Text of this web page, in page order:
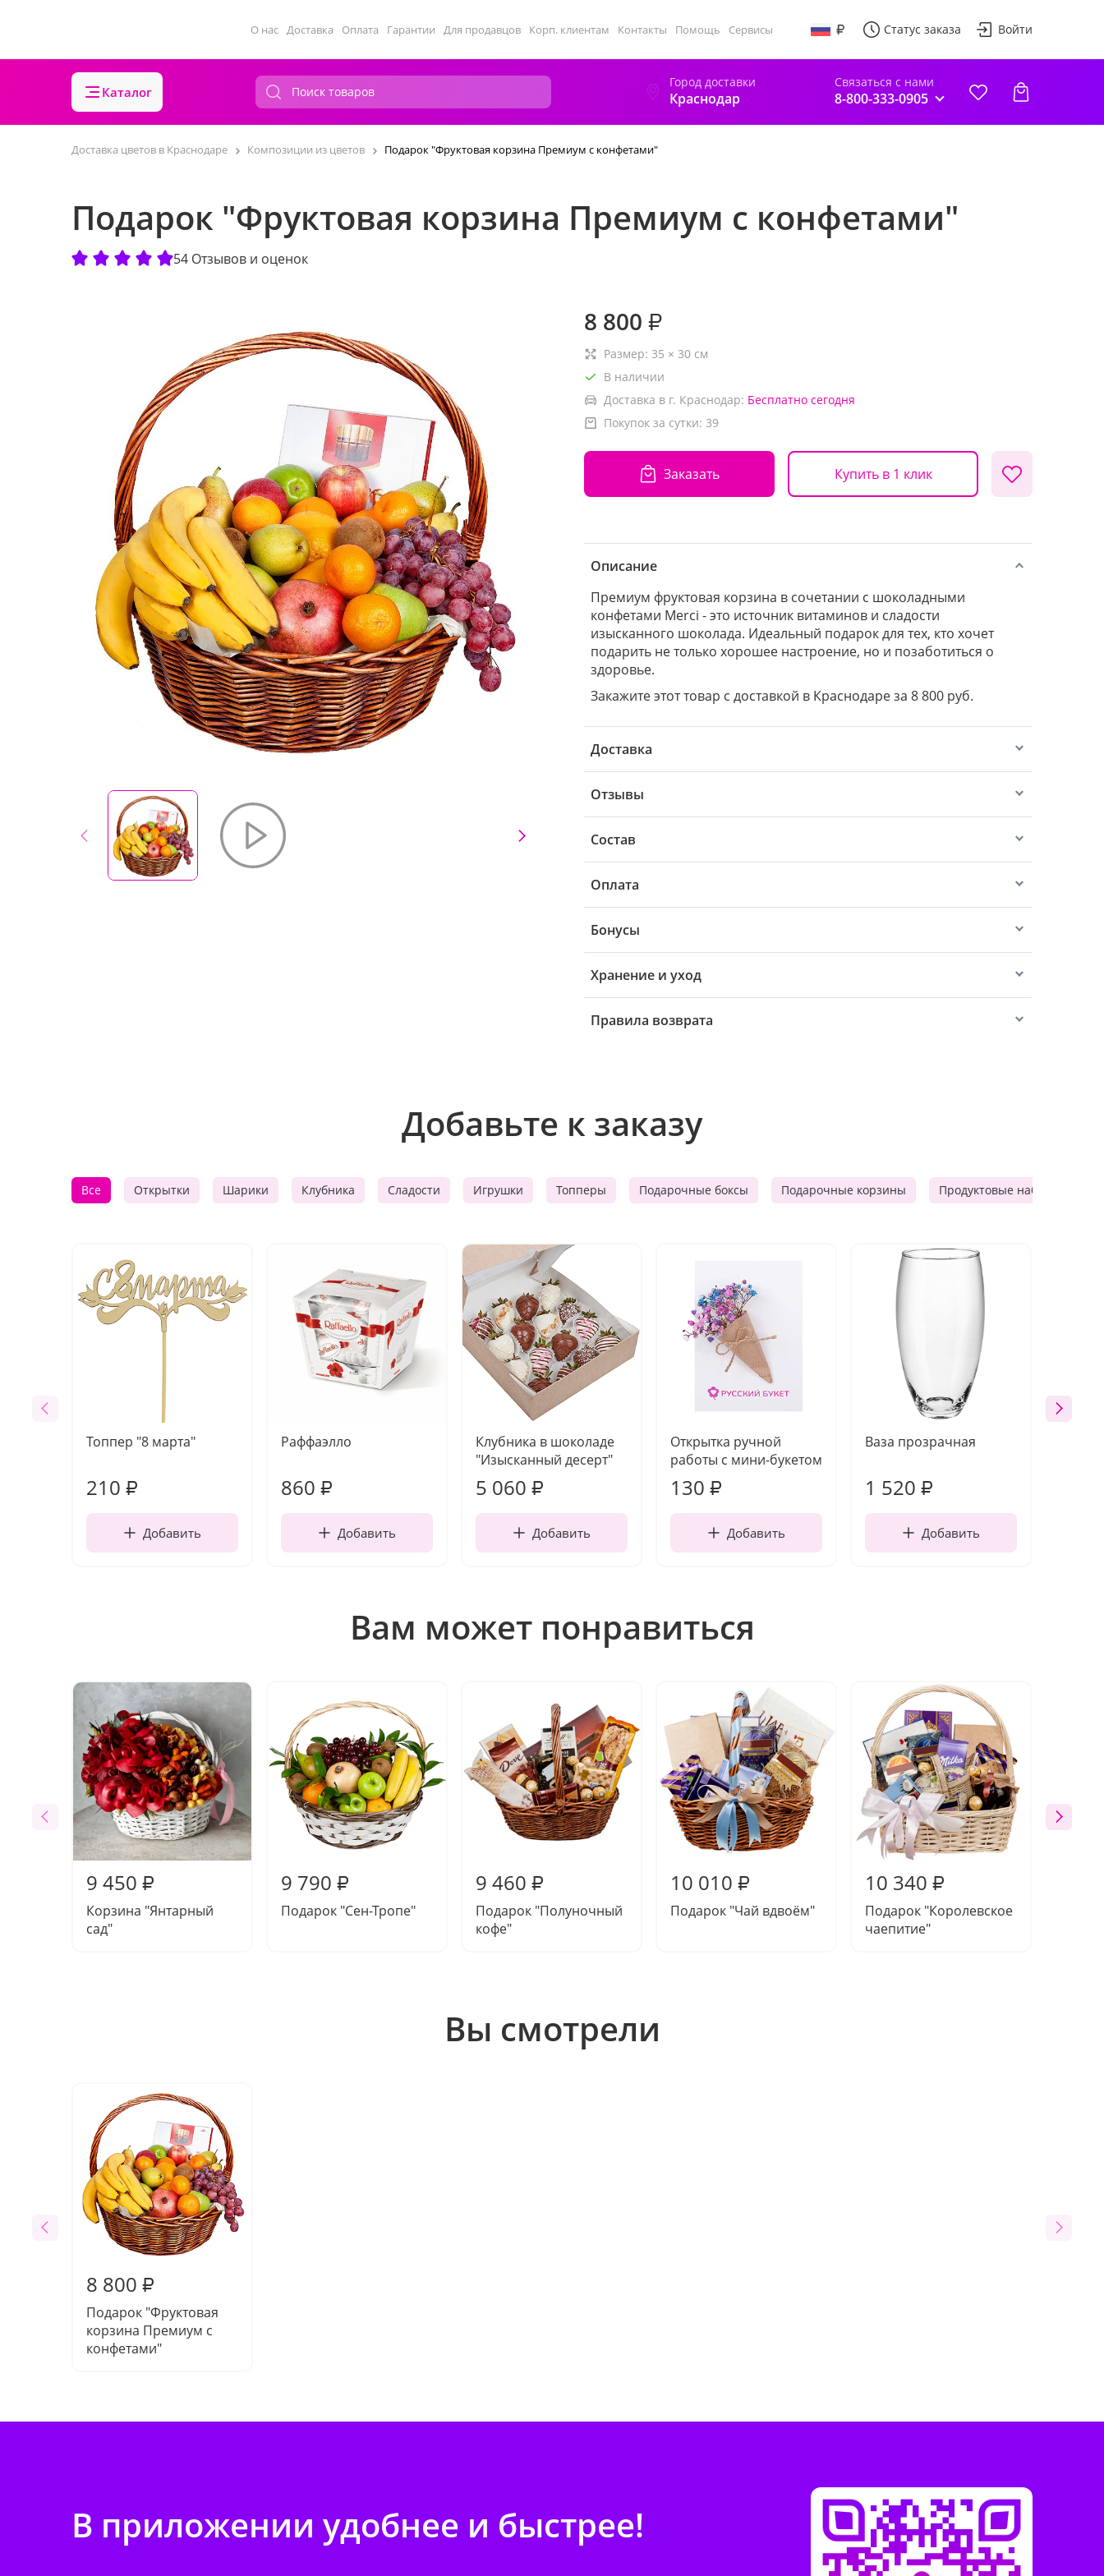
О нас Доставка Оплата Гарантии Для продавцов Корп. клиентам Контакты Помощь Сервисы Статус заказа Войти
Каталог
Город доставки
Краснодар
Связаться с нами
8-800-333-0905
Доставка цветов в Краснодаре Композиции из цветов Подарок "Фруктовая корзина Премиум с конфетами"
Подарок "Фруктовая корзина Премиум с конфетами"
54 Отзывов и оценок
8 800 ₽
Размер: 35 × 30 см
В наличии
Доставка в г. Краснодар: Бесплатно сегодня
Покупок за сутки: 39
Заказать Купить в 1 клик
Описание
Премиум фруктовая корзина в сочетании с шоколадными
конфетами Merci - это источник витаминов и сладости
изысканного шоколада. Идеальный подарок для тех, кто хочет
подарить не только хорошее настроение, но и позаботиться о
здоровье.
Закажите этот товар с доставкой в Краснодаре за 8 800 руб.
Доставка
Отзывы
Состав
Оплата
Бонусы
Хранение и уход
Правила возврата
Добавьте к заказу
Все Открытки Шарики Клубника Сладости Игрушки Топперы Подарочные боксы Подарочные корзины Продуктовые наборы
Топпер "8 марта"
210 ₽
Добавить
Раффаэлло
860 ₽
Добавить
Клубника в шоколаде
"Изысканный десерт"
5 060 ₽
Добавить
Открытка ручной
работы с мини-букетом
130 ₽
Добавить
Ваза прозрачная
1 520 ₽
Добавить
Вам может понравиться
9 450 ₽
Корзина "Янтарный
сад"
9 790 ₽
Подарок "Сен-Тропе"
9 460 ₽
Подарок "Полуночный
кофе"
10 010 ₽
Подарок "Чай вдвоём"
10 340 ₽
Подарок "Королевское
чаепитие"
Вы смотрели
8 800 ₽
Подарок "Фруктовая
корзина Премиум с
конфетами"
В приложении удобнее и быстрее!